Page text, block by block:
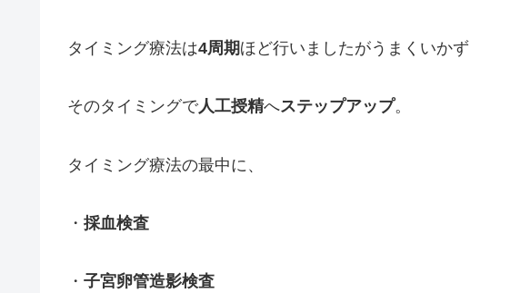
タイミング療法は4周期ほど行いましたがうまくいかず
そのタイミングで人工授精へステップアップ。
タイミング療法の最中に、
・ 採血検査
・ 子宮卵管造影検査